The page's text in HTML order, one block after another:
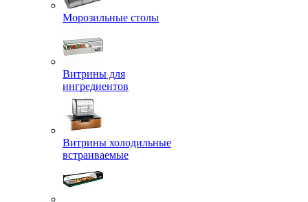
Морозильные столы
Витрины для
ингредиентов
Витрины холодильные
встраиваемые